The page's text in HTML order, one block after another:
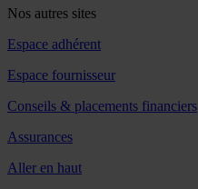
Nos autres sites
Espace adhérent
Espace fournisseur
Conseils & placements financiers
Assurances
Aller en haut